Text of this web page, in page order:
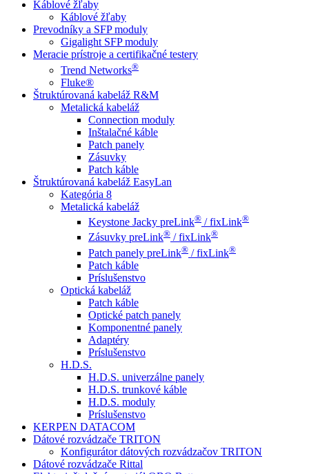
Káblové žľaby
Káblové žľaby
Prevodníky a SFP moduly
Gigalight SFP moduly
Meracie prístroje a certifikačné testery
Trend Networks®
Fluke®
Štruktúrovaná kabeláž R&M
Metalická kabeláž
Connection moduly
Inštalačné káble
Patch panely
Zásuvky
Patch káble
Štruktúrovaná kabeláž EasyLan
Kategória 8
Metalická kabeláž
Keystone Jacky preLink® / fixLink®
Zásuvky preLink® / fixLink®
Patch panely preLink® / fixLink®
Patch káble
Príslušenstvo
Optická kabeláž
Patch káble
Optické patch panely
Komponentné panely
Adaptéry
Príslušenstvo
H.D.S.
H.D.S. univerzálne panely
H.D.S. trunkové káble
H.D.S. moduly
Príslušenstvo
KERPEN DATACOM
Dátové rozvádzače TRITON
Konfigurátor dátových rozvádzačov TRITON
Dátové rozvádzače Rittal